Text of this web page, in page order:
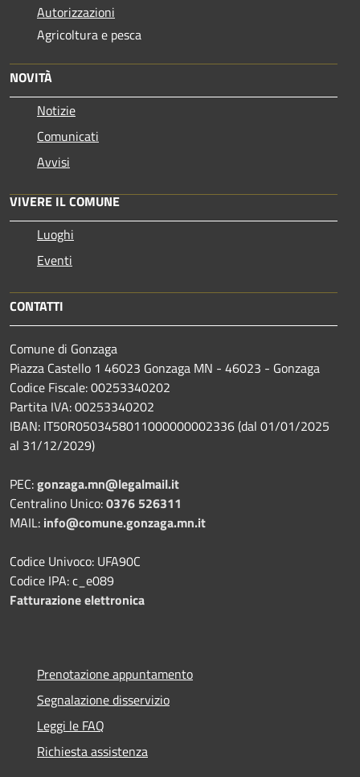
Autorizzazioni
Agricoltura e pesca
NOVITÀ
Notizie
Comunicati
Avvisi
VIVERE IL COMUNE
Luoghi
Eventi
CONTATTI
Comune di Gonzaga
Piazza Castello 1 46023 Gonzaga MN - 46023 - Gonzaga
Codice Fiscale: 00253340202
Partita IVA: 00253340202
IBAN: IT50R0503458011000000002336 (dal 01/01/2025
al 31/12/2029)
PEC:gonzaga.mn@legalmail.it
Centralino Unico:0376 526311
MAIL: info@comune.gonzaga.mn.it
Codice Univoco: UFA90C
Codice IPA: c_e089
Fatturazione elettronica
Prenotazione appuntamento
Segnalazione disservizio
Leggi le FAQ
Richiesta assistenza